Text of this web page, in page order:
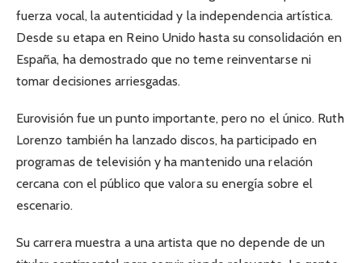
fuerza vocal, la autenticidad y la independencia artística.
Desde su etapa en Reino Unido hasta su consolidación en
España, ha demostrado que no teme reinventarse ni
tomar decisiones arriesgadas.
Eurovisión fue un punto importante, pero no el único. Ruth
Lorenzo también ha lanzado discos, ha participado en
programas de televisión y ha mantenido una relación
cercana con el público que valora su energía sobre el
escenario.
Su carrera muestra a una artista que no depende de un